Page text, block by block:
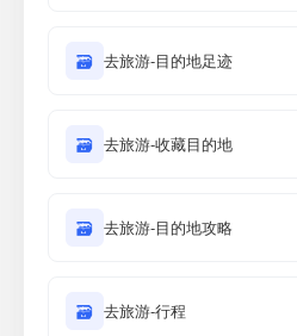
🗃 去旅游-目的地足迹
🗃 去旅游-收藏目的地
🗃 去旅游-目的地攻略
🗃 去旅游-行程